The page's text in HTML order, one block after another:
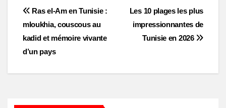
Post
navigation
Les 10 plages les plus
impressionnantes de
Tunisie en 2026
Ras el-Am en Tunisie :
mloukhia, couscous au
kadid et mémoire vivante
d’un pays